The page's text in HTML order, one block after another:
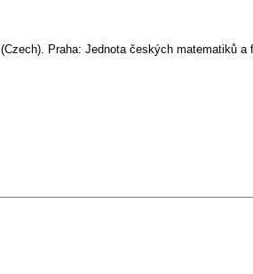
(Czech). Praha: Jednota českých matematiků a